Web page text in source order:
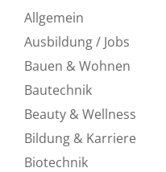
Allgemein
Ausbildung / Jobs
Bauen & Wohnen
Bautechnik
Beauty & Wellness
Bildung & Karriere
Biotechnik